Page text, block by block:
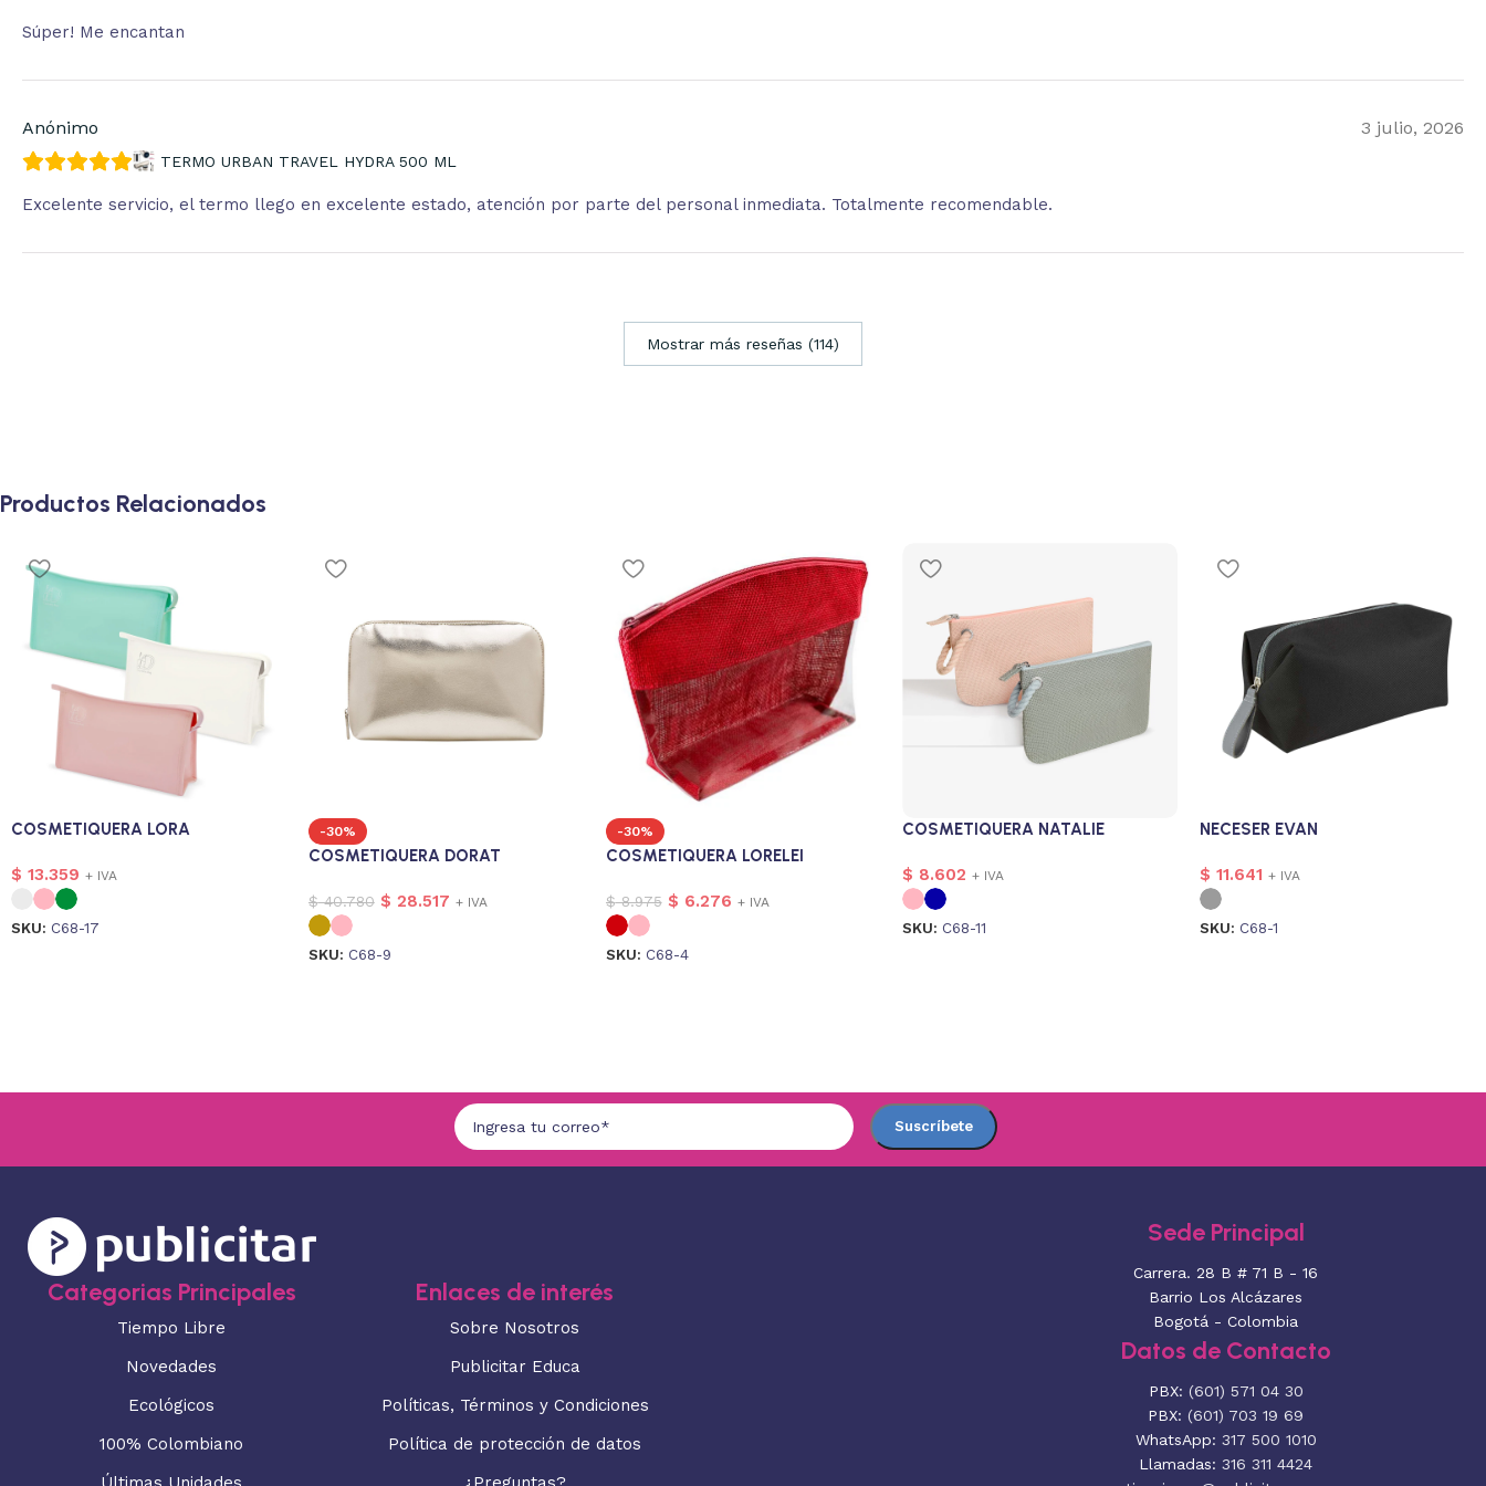
Súper! Me encantan
Anónimo 3 julio, 2026
TERMO URBAN TRAVEL HYDRA 500 ML
Excelente servicio, el termo llego en excelente estado, atención por parte del personal inmediata. Totalmente recomendable.
Mostrar más reseñas (114)
Productos Relacionados
COSMETIQUERA LORA
$ 13.359 + IVA
SKU: C68-17
-30%
COSMETIQUERA DORAT
$40.780 $ 28.517 + IVA
SKU: C68-9
-30%
COSMETIQUERA LORELEI
$8.975 $ 6.276 + IVA
SKU: C68-4
COSMETIQUERA NATALIE
$ 8.602 + IVA
SKU: C68-11
NECESER EVAN
$ 11.641 + IVA
SKU: C68-1
Categorias Principales
Tiempo Libre
Novedades
Ecológicos
100% Colombiano
Enlaces de interés
Sobre Nosotros
Publicitar Educa
Políticas, Términos y Condiciones
Política de protección de datos
Sede Principal
Carrera. 28 B # 71 B - 16
Barrio Los Alcázares
Bogotá - Colombia
Datos de Contacto
PBX: (601) 571 04 30
PBX: (601) 703 19 69
WhatsApp: 317 500 1010
Llamadas:316 311 4424